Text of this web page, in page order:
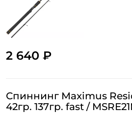
2 640 ₽
Спиннинг Maximus
42гр. 137гр. fast /